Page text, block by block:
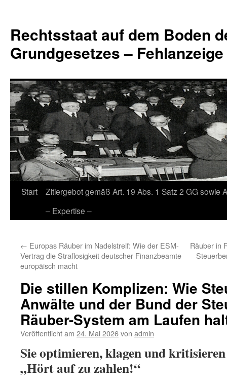
springen
Rechtsstaat auf dem Boden
Grundgesetzes –
Start
Zitiergebot gemäß Art. 19 Abs. 1 Satz 2 GG sowie
– Expertise –
← Europas Räuber im Nadelstreif: Wie der ESM-
Vertrag die Straflosigkeit deutscher Finanzbeamte
europäisch macht
Räuber in
Die stillen Komplizen: Wie
Anwälte und der Bund der
Räuber-System am Laufen
Veröffentlicht am 24. Mai 2026von admin
Sie optimieren, klagen und
„Hört auf zu zahlen!“